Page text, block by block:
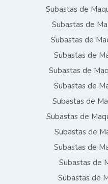
Subastas de
Subastas de
Subastas de
Subastas de
Subastas de
Subastas de
Subastas de
Subastas de
Subastas de
Subastas de
Subastas de
Subastas de